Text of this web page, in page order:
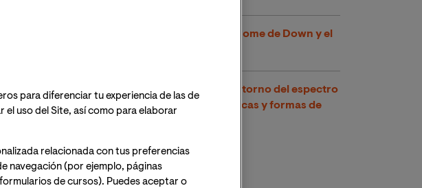
conductas
poner
¿Pueden coexistir el síndrome de Down y el
Los distintos tipos de trastorno del espectro
autista (TEA): características y formas de
para diferenciar tu experiencia de las de
uso del Site, así como para elaborar
relacionada con tus preferencias
navegación (por ejemplo, páginas
de cursos). Puedes aceptar o